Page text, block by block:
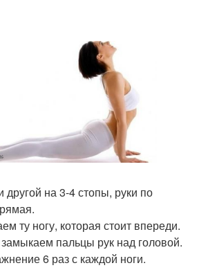
на 3-4 стопы, руки по
ту ногу, которая стоит впереди.
пальцы рук над головой.
6 раз с каждой ноги.